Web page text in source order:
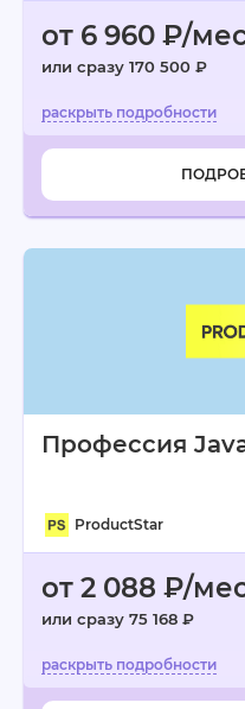
от 6 960 ₽/
или сразу 170 500 ₽
Профессия
ProductStar
от 2 088 ₽/
или сразу 75 168 ₽